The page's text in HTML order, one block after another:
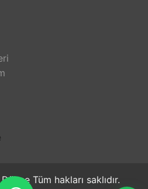
Tüm hakları saklıdır.